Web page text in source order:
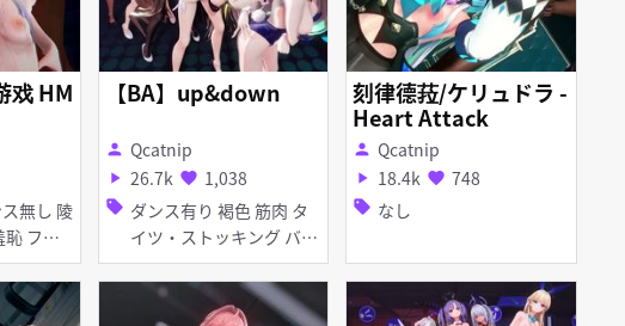
【BA】up&down
person Qcatnip
play_arrow 26.7k favorite 1,038
sell ダンス有り 褐色 筋肉 タ
イツ・ストッキング バニ
ーガール
刻律德菈/ケリュドラ -
Heart Attack
person Qcatnip
play_arrow 18.4k favorite 748
sell なし